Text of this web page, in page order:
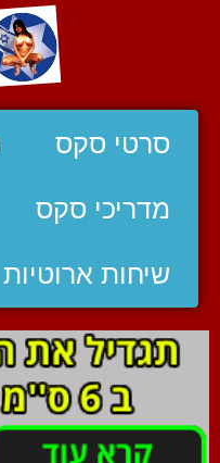
סרטי סקס
מדריכי סקס
שיחות ארוטיות